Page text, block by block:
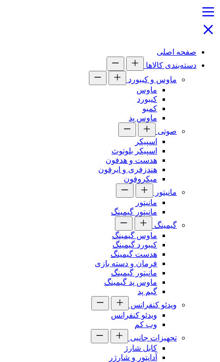
صفحه اصلی
دسته‌بندی کالاها
ماوس و کیبورد
ماوس
کیبورد
کمبو
ماوس پد
صوتی
اسپیکر
اسپیکر بلوتوث
هدست و هدفون
هندزفری و ایرفون
میکروفون
مانیتور
مانیتور
مانیتور گیمینگ
گیمینگ
ماوس گیمینگ
کیبورد گیمینگ
هدست گیمینگ
فرمان و دسته بازی
مانیتور گیمینگ
ماوس پد گیمینگ
گیم پد
ویدئو کنفرانس
ویدئو کنفرانس
وب کم
تجهیزات جانبی
کابل شارژ
آداپتور و شارژر